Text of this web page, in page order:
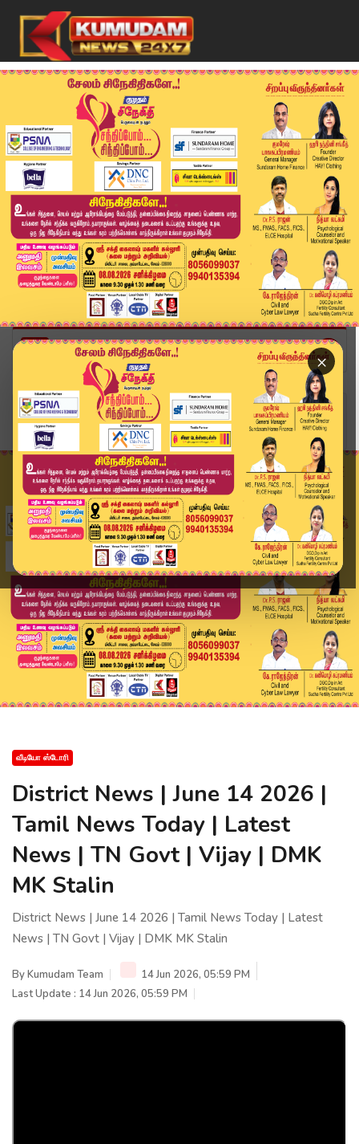
×
Home
வீடியோ ஸ்டோரி
District News | June 14 2026 | Tamil News Today...
வீடியோ ஸ்டோரி
District News | June 14 2026 |
Tamil News Today | Latest
News | TN Govt | Vijay | DMK
MK Stalin
District News | June 14 2026 | Tamil News Today | Latest
News | TN Govt | Vijay | DMK MK Stalin
ByKumudam Team
14 Jun 2026, 05:59 PM
Last Update : 14 Jun 2026, 05:59 PM